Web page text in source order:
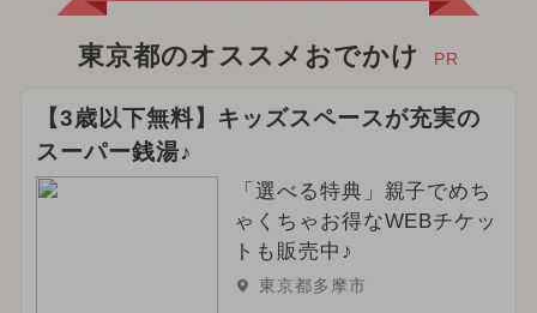
東京都のオススメおでかけ PR
【3歳以下無料】キッズスペースが充実の
スーパー銭湯♪
「選べる特典」親子でめち
ゃくちゃお得なWEBチケッ
トも販売中♪
東京都多摩市